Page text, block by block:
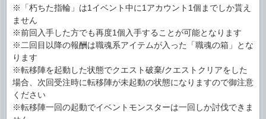
※「朽ちた指輪」は1イベント中に1アカウント1個までしか貰え
ません
※前回入手した方でも再度1個入手することが可能となります
※二回目以降の報酬は職魂系アイテムが入った「職魂の箱」とな
ります
※転移陣を起動した状態でクエスト破棄/クエストクリアをした
場合、次回受注時に転移陣が未起動の状態になりますので御注意
ください
※転移陣一回の起動でイベントモンスターは一回しか討伐できま